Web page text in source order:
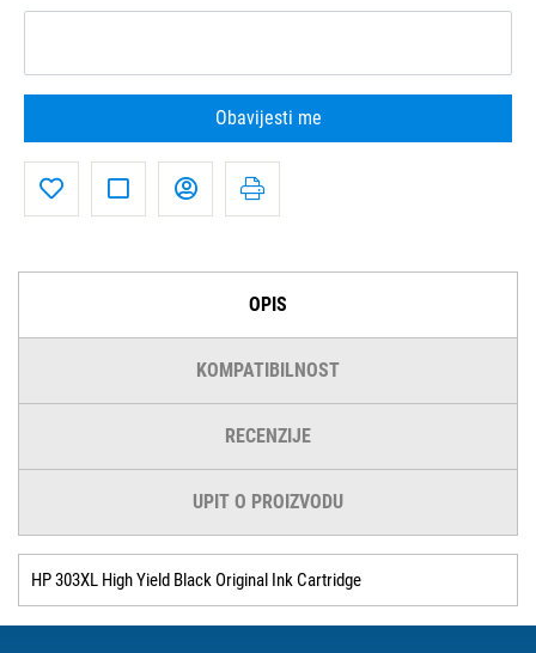
Obavijesti me
OPIS
KOMPATIBILNOST
RECENZIJE
UPIT O PROIZVODU
HP 303XL High Yield Black Original Ink Cartridge